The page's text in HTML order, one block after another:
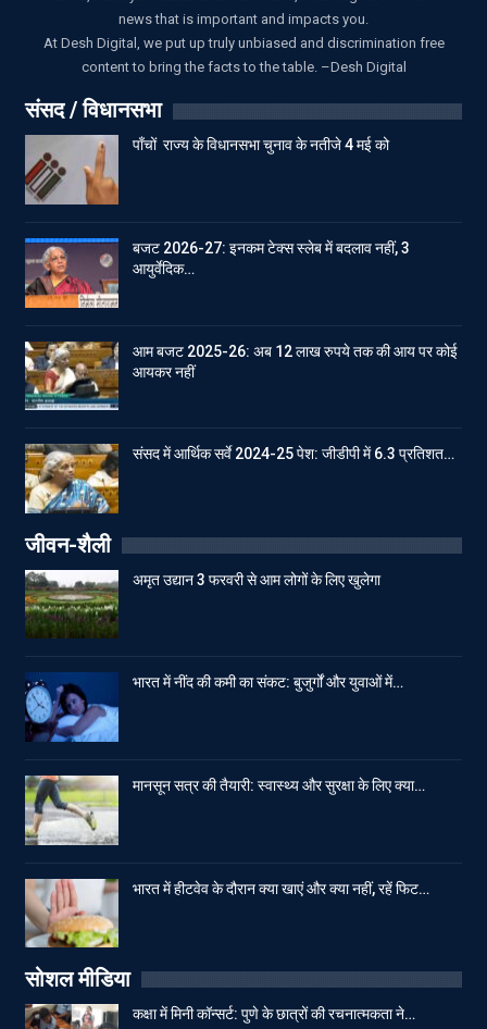
news that is important and impacts you.
At Desh Digital, we put up truly unbiased and discrimination free
content to bring the facts to the table. –Desh Digital
संसद / विधानसभा
पाँचों राज्य के विधानसभा चुनाव के नतीजे 4 मई को
बजट 2026-27: इनकम टेक्स स्लेब में बदलाव नहीं, 3
आयुर्वेदिक…
आम बजट 2025-26: अब 12 लाख रुपये तक की आय पर कोई
आयकर नहीं
संसद में आर्थिक सर्वे 2024-25 पेश: जीडीपी में 6.3 प्रतिशत…
जीवन-शैली
अमृत उद्यान 3 फरवरी से आम लोगों के लिए खुलेगा
भारत में नींद की कमी का संकट: बुजुर्गों और युवाओं में…
मानसून सत्र की तैयारी: स्वास्थ्य और सुरक्षा के लिए क्या…
भारत में हीटवेव के दौरान क्या खाएं और क्या नहीं, रहें फिट…
सोशल मीडिया
कक्षा में मिनी कॉन्सर्ट: पुणे के छात्रों की रचनात्मकता ने…